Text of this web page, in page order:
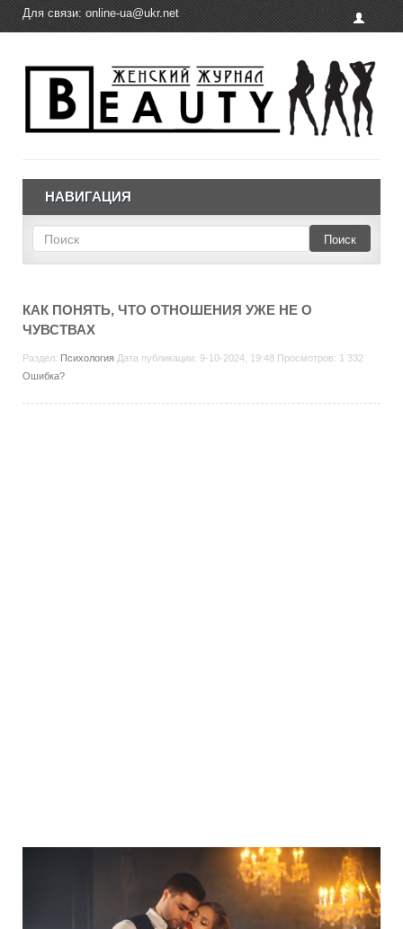
Для связи: online-ua@ukr.net
НАВИГАЦИЯ
Поиск
КАК ПОНЯТЬ, ЧТО ОТНОШЕНИЯ УЖЕ НЕ О
ЧУВСТВАХ
Раздел: Психология Дата публикации: 9-10-2024, 19:48 Просмотров: 1 332
Ошибка?